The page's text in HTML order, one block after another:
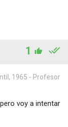
1
1965 - Profesor
voy a intentar